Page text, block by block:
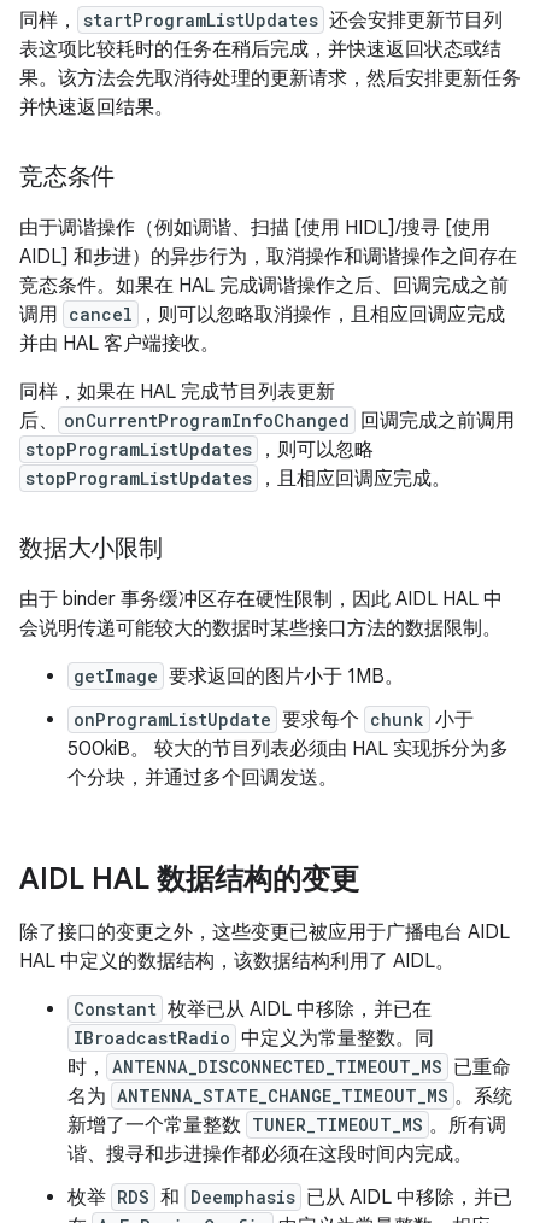
同样，
startProgramListUpdates 还会安排更新节目列
表这项比较耗时的任务在稍后完成，并快速返回状态或结
果。该方法会先取消待处理的更新请求，然后安排更新任务
并快速返回结果。
竞态条件
由于调谐操作（例如调谐、扫描 [使用 HIDL]/搜寻 [使用
AIDL] 和步进）的异步行为，取消操作和调谐操作之间存在
竞态条件。如果在 HAL 完成调谐操作之后、回调完成之前
调用 cancel
，则可以忽略取消操作，且相应回调应完成
并由 HAL 客户端接收。
同样，如果在 HAL 完成节目列表更新
后、
onCurrentProgramInfoChanged 回调完成之前调用
stopProgramListUpdates ，则可以忽略
stopProgramListUpdates ，且相应回调应完成。
数据大小限制
由于 binder 事务缓冲区存在硬性限制，因此 AIDL HAL 中
会说明传递可能较大的数据时某些接口方法的数据限制。
getImage 要求返回的图片小于 1MB。
onProgramListUpdate 要求每个 chunk 小于
500kiB。 较大的节目列表必须由 HAL 实现拆分为多
个分块，并通过多个回调发送。
AIDL HAL 数据结构的变更
除了接口的变更之外，这些变更已被应用于广播电台 AIDL
HAL 中定义的数据结构，该数据结构利用了 AIDL。
Constant 枚举已从 AIDL 中移除，并已在
IBroadcastRadio 中定义为常量整数。同
时，
ANTENNA_DISCONNECTED_TIMEOUT_MS 已重命
名为 ANTENNA_STATE_CHANGE_TIMEOUT_MS 。系统
新增了一个常量整数 TUNER_TIMEOUT_MS 。所有调
谐、搜寻和步进操作都必须在这段时间内完成。
枚举 RDS 和 Deemphasis 已从 AIDL 中移除，并已